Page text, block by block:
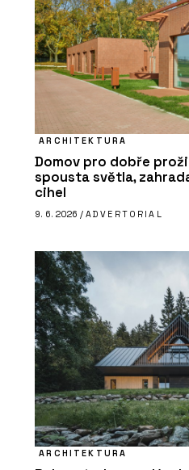
ARCHITEKTURA
Domov pro dobře
spousta světla,
cihel
9. 6. 2026 / ADVERTORIAL
ARCHITEKTURA